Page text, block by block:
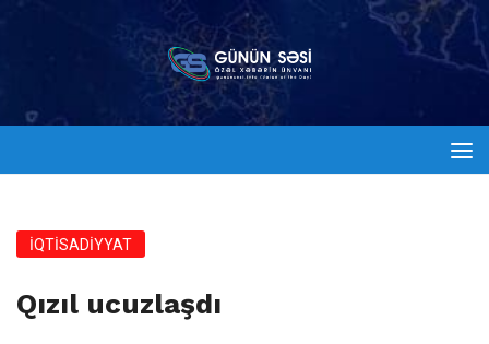
İQTİSADİYYAT
Qızıl ucuzlaşdı